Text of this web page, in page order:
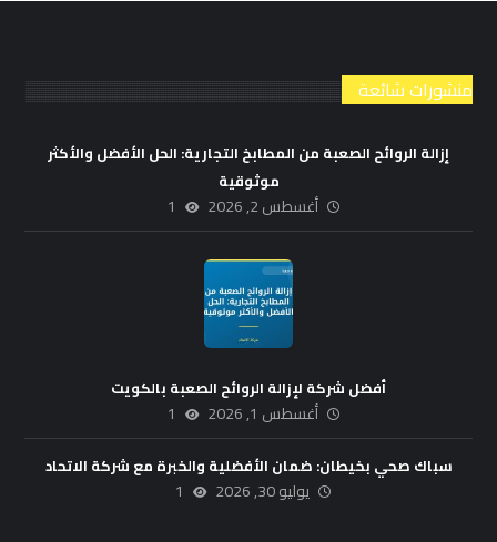
منشورات شائعة
إزالة الروائح الصعبة من المطابخ التجارية: الحل الأفضل والأكثر
موثوقية
أغسطس 2, 2026 1
أفضل شركة لإزالة الروائح الصعبة بالكويت
أغسطس 1, 2026 1
سباك صحي بخيطان: ضمان الأفضلية والخبرة مع شركة الاتحاد
يوليو 30, 2026 1